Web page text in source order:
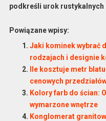
podkreśli urok
Powiązane wpisy:
Jaki kominek wybrać
rodzajach i designie
Ile kosztuje metr
cenowych
Kolory farb do ścian:
wymarzone wnętrze
Konglomerat